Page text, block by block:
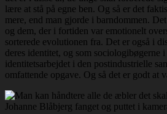
lære at stå på egne ben. Og så er det
mere, end man gjorde i barndommen.
og dem, der i fortiden var emotionelt
sorterede evolutionen fra. Det er også i
deres identitet, og som sociologibøgerne
identitetsarbejdet i den postindustrielle
omfattende opgave. Og så det er godt at